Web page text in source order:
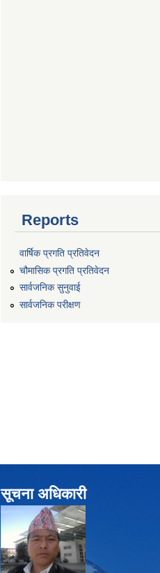
Reports
वार्षिक प्रगति प्रतिवेदन
चौमासिक प्रगति प्रतिवेदन
सार्वजनिक सुनुवाई
सार्वजनिक परीक्षण
सूचना अधिकारी